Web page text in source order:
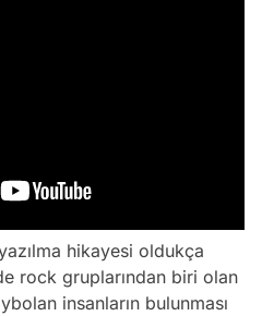
hikayesi oldukça
rock gruplarından biri olan
insanların bulunması